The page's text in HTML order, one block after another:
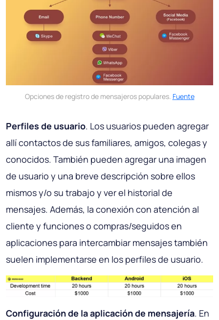
Opciones de registro de mensajeros populares. Fuente
Perfiles de usuario. Los usuarios pueden agregar
allí contactos de sus familiares, amigos, colegas y
conocidos. También pueden agregar una imagen
de usuario y una breve descripción sobre ellos
mismos y/o su trabajo y ver el historial de
mensajes. Además, la conexión con atención al
cliente y funciones o compras/seguidos en
aplicaciones para intercambiar mensajes también
suelen implementarse en los perfiles de usuario.
Configuración de la aplicación de mensajería. En